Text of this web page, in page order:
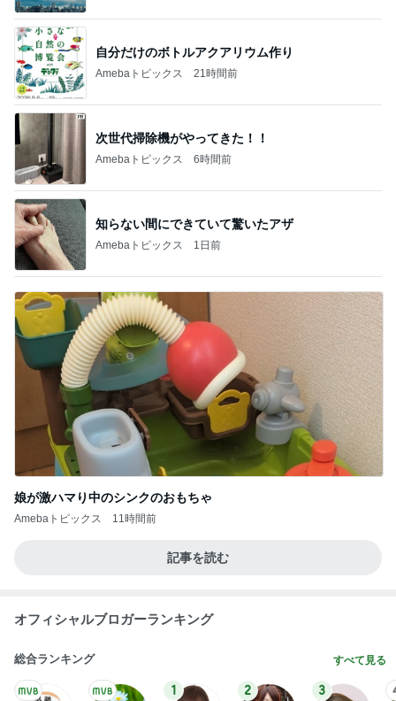
自分だけのボトルアクアリウム作り
Amebaトピックス 21時間前
次世代掃除機がやってきた！！
Amebaトピックス 6時間前
知らない間にできていて驚いたアザ
Amebaトピックス 1日前
娘が激ハマり中のシンクのおもちゃ
Amebaトピックス 11時間前
記事を読む
オフィシャルブロガーランキング
総合ランキング すべて見る
1 2 3